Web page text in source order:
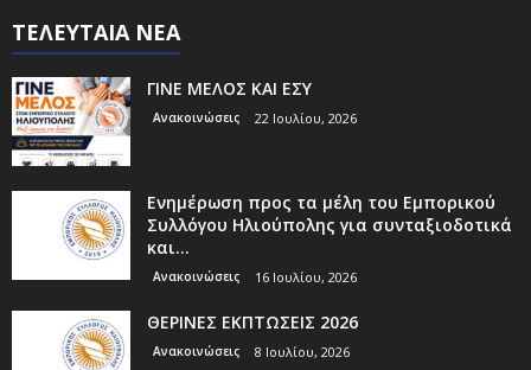
ΤΕΛΕΥΤΑΙΑ ΝΕΑ
ΓΙΝΕ ΜΕΛΟΣ ΚΑΙ ΕΣΥ
Ανακοινώσεις 22 Ιουλίου, 2026
Ενημέρωση προς τα μέλη του Εμπορικού
Συλλόγου Ηλιούπολης για συνταξιοδοτικά
και...
Ανακοινώσεις 16 Ιουλίου, 2026
ΘΕΡΙΝΕΣ ΕΚΠΤΩΣΕΙΣ 2026
Ανακοινώσεις 8 Ιουλίου, 2026